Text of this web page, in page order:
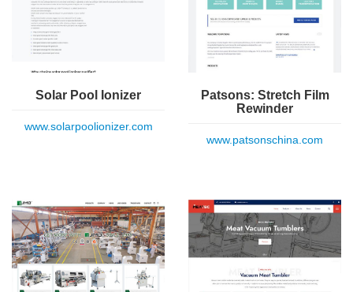
Solar Pool Ionizer
www.solarpoolionizer.com
Patsons: Stretch Film
Rewinder
www.patsonschina.com